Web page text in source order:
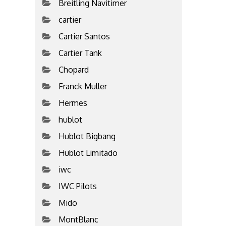
Breitling Navitimer
cartier
Cartier Santos
Cartier Tank
Chopard
Franck Muller
Hermes
hublot
Hublot Bigbang
Hublot Limitado
iwc
IWC Pilots
Mido
MontBlanc